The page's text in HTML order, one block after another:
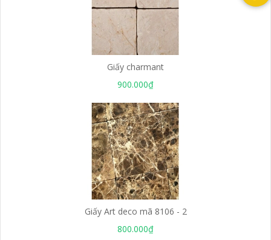
Giấy charmant
900.000₫
Giấy Art deco mã 8106 - 2
800.000₫